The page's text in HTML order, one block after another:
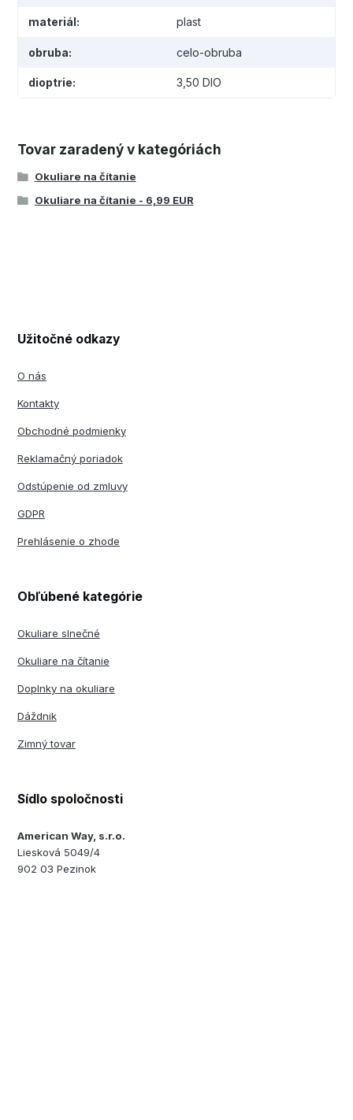
materiál plast
obruba celo-obruba
dioptrie 3,50 DIO
Tovar zaradený v kategóriách
Okuliare na čítanie
Okuliare na čítanie - 6,99 EUR
Užitočné odkazy
O nás
Kontakty
Obchodné podmienky
Reklamačný poriadok
Odstúpenie od zmluvy
GDPR
Prehlásenie o zhode
Obľúbené kategórie
Okuliare slnečné
Okuliare na čítanie
Doplnky na okuliare
Dáždnik
Zimný tovar
Sídlo spoločnosti
American Way, s.r.o.
Liesková 5049/4
902 03 Pezinok